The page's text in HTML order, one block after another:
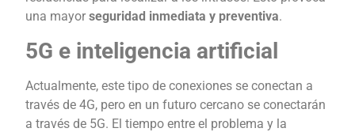
una mayor seguridad inmediata y preventiva.
5G e inteligencia artificial
Actualmente, este tipo de conexiones se conectan a
través de 4G, pero en un futuro cercano se conectarán
a través de 5G. El tiempo entre el problema y la